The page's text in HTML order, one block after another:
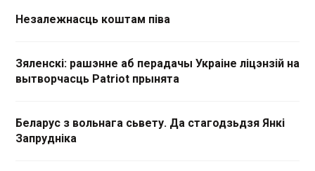
Незалежнасць коштам піва
Зяленскі: рашэнне аб перадачы Украіне ліцэнзій на
вытворчасць Patriot прынята
Беларус з вольнага сьвету. Да стагодзьдзя Янкі
Запрудніка